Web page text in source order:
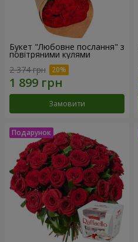
Букет "Любовне послання" з
повітряними кулями
2 374 грн
Замовити